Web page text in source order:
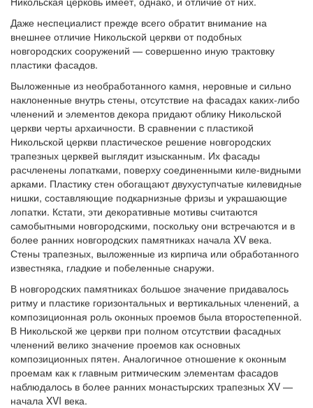
Даже неспециалист прежде всего обратит внимание на
внешнее отличие Никольской церкви от подобных
новгородских сооружений — совершенно иную трактовку
пластики фасадов.
Выложенные из необработанного камня, неровные и сильно
наклоненные внутрь стены, отсутствие на фасадах каких-либо
членений и элементов декора придают облику Никольской
церкви черты архаичности. В сравнении с пластикой
Никольской церкви пластическое решение новгородских
трапезных церквей выглядит изысканным. Их фасады
расчленены лопатками, поверху соединенными киле-видными
арками. Пластику стен обогащают двухуступчатые килевидные
нишки, составляющие подкарнизные фризы и украшающие
лопатки. Кстати, эти декоративные мотивы считаются
самобытными новгородскими, поскольку они встречаются и в
более ранних новгородских памятниках начала XV века.
Стены трапезных, выложенные из кирпича или обработанного
известняка, гладкие и побеленные снаружи.
В новгородских памятниках большое значение придавалось
ритму и пластике горизонтальных и вертикальных членений, а
композиционная роль оконных проемов была второстепенной.
В Никольской же церкви при полном отсутствии фасадных
членений велико значение проемов как основных
композиционных пятен. Аналогичное отношение к оконным
проемам как к главным ритмическим элементам фасадов
наблюдалось в более ранних монастырских трапезных XV —
начала XVI века.